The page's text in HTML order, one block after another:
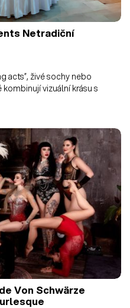
Netradiční
acts”, živé sochy nebo
vizuální krásu s
Von Schwärze